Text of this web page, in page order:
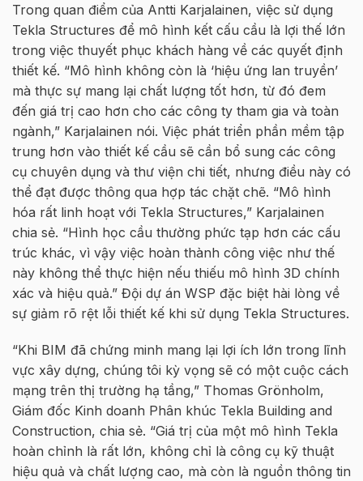
Trong quan điểm của Antti Karjalainen, việc sử dụng
Tekla Structures để mô hình kết cấu cầu là lợi thế lớn
trong việc thuyết phục khách hàng về các quyết định
thiết kế. “Mô hình không còn là ‘hiệu ứng lan truyền’
mà thực sự mang lại chất lượng tốt hơn, từ đó đem
đến giá trị cao hơn cho các công ty tham gia và toàn
ngành,” Karjalainen nói. Việc phát triển phần mềm tập
trung hơn vào thiết kế cầu sẽ cần bổ sung các công
cụ chuyên dụng và thư viện chi tiết, nhưng điều này có
thể đạt được thông qua hợp tác chặt chẽ. “Mô hình
hóa rất linh hoạt với Tekla Structures,” Karjalainen
chia sẻ. “Hình học cầu thường phức tạp hơn các cấu
trúc khác, vì vậy việc hoàn thành công việc như thế
này không thể thực hiện nếu thiếu mô hình 3D chính
xác và hiệu quả.” Đội dự án WSP đặc biệt hài lòng về
sự giảm rõ rệt lỗi thiết kế khi sử dụng Tekla Structures.
“Khi BIM đã chứng minh mang lại lợi ích lớn trong lĩnh
vực xây dựng, chúng tôi kỳ vọng sẽ có một cuộc cách
mạng trên thị trường hạ tầng,” Thomas Grönholm,
Giám đốc Kinh doanh Phân khúc Tekla Building and
Construction, chia sẻ. “Giá trị của một mô hình Tekla
hoàn chỉnh là rất lớn, không chỉ là công cụ kỹ thuật
hiệu quả và chất lượng cao, mà còn là nguồn thông tin